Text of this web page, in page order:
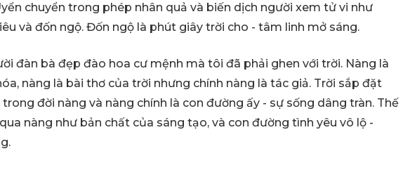
chuyển trong phép nhân quả và biến dịch người xem tử vi như
và đốn ngộ. Đốn ngộ là phút giây trời cho - tâm linh mở sáng.
đàn bà đẹp đào hoa cư mệnh mà tôi đã phải ghen với trời. Nàng là
nàng là bài thơ của trời nhưng chính nàng là tác giả. Trời sắp đặt
đời nàng và nàng chính là con đường ấy - sự sống dâng tràn. Thế
nàng như bản chất của sáng tạo, và con đường tình yêu vô lộ -